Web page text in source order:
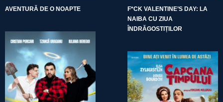
AVENTURĂ DE O NOAPTE
F*CK VALENTINE’S DAY: LA
NAIBA CU ZIUA
ÎNDRĂGOSTIȚILOR